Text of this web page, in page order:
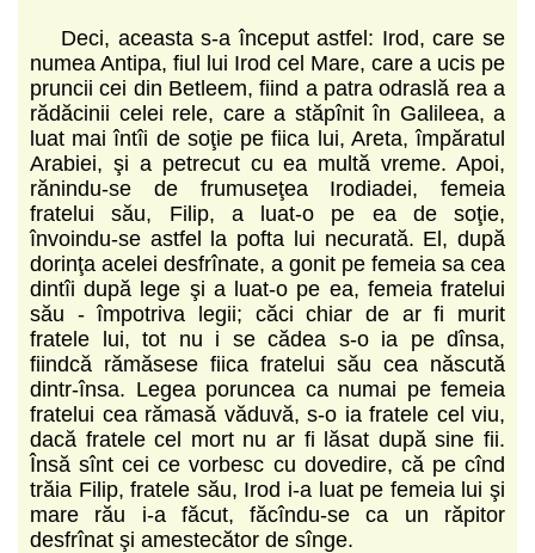
Deci, aceasta s-a început astfel: Irod, care se
numea Antipa, fiul lui Irod cel Mare, care a ucis pe
pruncii cei din Betleem, fiind a patra odraslă rea a
rădăcinii celei rele, care a stăpînit în Galileea, a
luat mai întîi de soţie pe fiica lui, Areta, împăratul
Arabiei, şi a petrecut cu ea multă vreme. Apoi,
rănindu-se de frumuseţea Irodiadei, femeia
fratelui său, Filip, a luat-o pe ea de soţie,
învoindu-se astfel la pofta lui necurată. El, după
dorinţa acelei desfrînate, a gonit pe femeia sa cea
dintîi după lege şi a luat-o pe ea, femeia fratelui
său - împotriva legii; căci chiar de ar fi murit
fratele lui, tot nu i se cădea s-o ia pe dînsa,
fiindcă rămăsese fiica fratelui său cea născută
dintr-însa. Legea poruncea ca numai pe femeia
fratelui cea rămasă văduvă, s-o ia fratele cel viu,
dacă fratele cel mort nu ar fi lăsat după sine fii.
Însă sînt cei ce vorbesc cu dovedire, că pe cînd
trăia Filip, fratele său, Irod i-a luat pe femeia lui şi
mare rău i-a făcut, făcîndu-se ca un răpitor
desfrînat şi amestecător de sînge.